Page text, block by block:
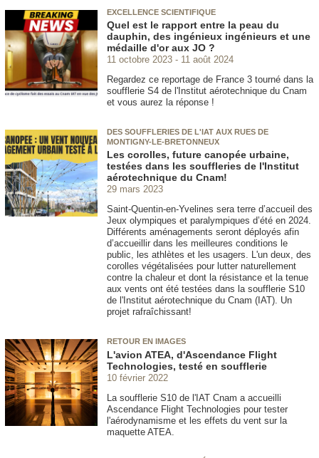
EXCELLENCE SCIENTIFIQUE
Quel est le rapport entre la peau du
dauphin, des ingénieux ingénieurs et une
médaille d'or aux JO ?
11 octobre 2023
11 août 2024
Regardez ce reportage de France 3 tourné dans la
soufflerie S4 de l'Institut aérotechnique du Cnam
et vous aurez la réponse !
DES SOUFFLERIES DE L'IAT AUX RUES DE
MONTIGNY-LE-BRETONNEUX
Les corolles, future canopée urbaine,
testées dans les souffleries de l'Institut
aérotechnique du Cnam!
29 mars 2023
Saint-Quentin-en-Yvelines sera terre d’accueil des
Jeux olympiques et paralympiques d’été en 2024.
Différents aménagements seront déployés afin
d’accueillir dans les meilleures conditions le
public, les athlètes et les usagers. L'un deux, des
corolles végétalisées pour lutter naturellement
contre la chaleur et dont la résistance et la tenue
aux vents ont été testées dans la soufflerie S10
de l'Institut aérotechnique du Cnam (IAT). Un
projet rafraîchissant!
RETOUR EN IMAGES
L'avion ATEA, d'Ascendance Flight
Technologies, testé en soufflerie
10 février 2022
La soufflerie S10 de l'IAT Cnam a accueilli
Ascendance Flight Technologies pour tester
l'aérodynamisme et les effets du vent sur la
maquette ATEA.